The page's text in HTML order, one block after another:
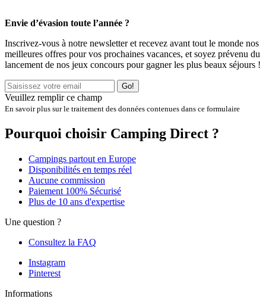
Envie d’évasion toute l’année ?
Inscrivez-vous à notre newsletter et recevez avant tout le monde nos
meilleures offres pour vos prochaines vacances, et soyez prévenu du
lancement de nos jeux concours pour gagner les plus beaux séjours !
Go!
Veuillez remplir ce champ
En savoir plus sur le traitement des données contenues dans ce formulaire
Pourquoi choisir Camping Direct ?
Campings partout en Europe
Disponibilités en temps réel
Aucune commission
Paiement 100% Sécurisé
Plus de 10 ans d'expertise
Une question ?
Consultez la FAQ
Instagram
Pinterest
Informations